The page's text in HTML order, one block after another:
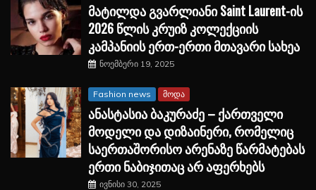
მატილდა გვარლიანი Saint Laurent-ის
2026 წლის კრუიზ კოლექციის
კამპანიის ერთ-ერთი მთავარი სახეა
ნოემბერი 19, 2025
Fashion news მოდა
ანასტასია ბაკურაძე – ქართველი
მოდელი და დიზაინერი, რომელიც
საერთაშორისო არენაზე წარმატებას
ერთი ნაბიჯითაც არ აფერხებს
ივნისი 30, 2025